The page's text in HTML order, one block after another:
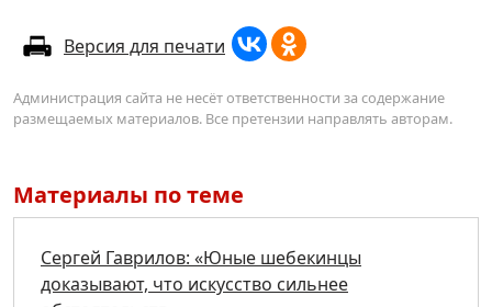
Версия для печати
Администрация сайта не несёт ответственности за содержание
размещаемых материалов. Все претензии направлять авторам.
Материалы по теме
Сергей Гаврилов: «Юные шебекинцы
доказывают, что искусство сильнее